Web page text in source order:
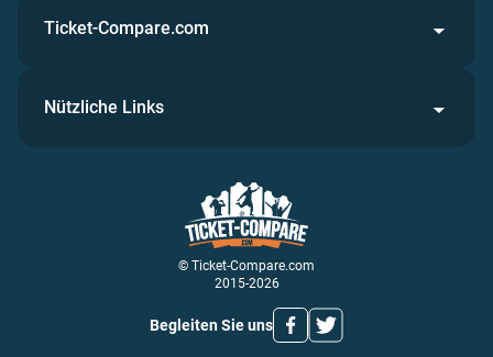
© Ticket-Compare.com
2015-2026
Begleiten Sie uns
Ticket-Compare.com
Nützliche Links